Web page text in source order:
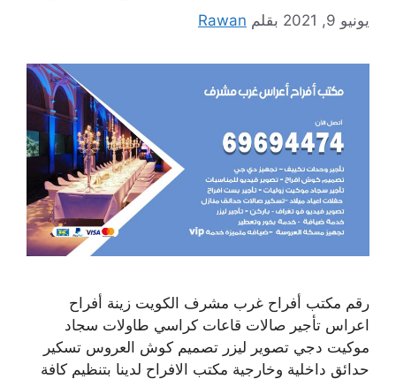
يونيو 9, 2021 بقلم Rawan
رقم مكتب أفراح غرب مشرف الكويت زينة أفراح
اعراس تأجير صالات قاعات كراسي طاولات سجاد
موكيت دجي تصوير ليزر تصميم كوش العروس تسكير
حدائق داخلية وخارجية مكتب الافراح لدينا بتنظيم كافة